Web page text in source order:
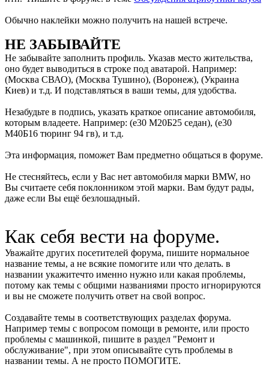
Обычно наклейки можно получить на нашей встрече.
НЕ ЗАБЫВАЙТЕ
Не забывайте заполнить профиль. Указав место жительства,
оно будет выводиться в строке под аватарой. Например:
(Москва СВАО), (Москва Тушино), (Воронеж), (Украина
Киев) и т.д. И подставляться в ваши темы, для удобства.
Незабудьте в подпись, указать краткое описание автомобиля,
которым владеете. Например: (е30 М20Б25 седан), (е30
М40Б16 тюринг 94 гв), и т.д.
Эта информация, поможет Вам предметно общаться в форуме.
Не стесняйтесь, если у Вас нет автомобиля марки BMW, но
Вы считаете себя поклонником этой марки. Вам будут рады,
даже если Вы ещё безлошадный.
Как себя вести на форуме.
Уважайте других посетителей форума, пишите нормальное
название темы, а не всякие помогите или что делать. в
названии укажитечто именно нужно или какая проблемы,
потому как темы с общими названиями просто игнорируются
и вы не сможете получить ответ на свой вопрос.
Создавайте темы в соответствующих разделах форума.
Например темы с вопросом помощи в ремонте, или просто
проблемы с машинкой, пишите в раздел "Ремонт и
обслуживание", при этом описывайте суть проблемы в
названии темы. А не просто ПОМОГИТЕ.